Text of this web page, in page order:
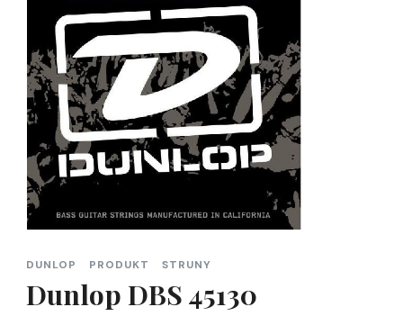
DUNLOP PRODUKT STRUNY
Dunlop DBS 45130